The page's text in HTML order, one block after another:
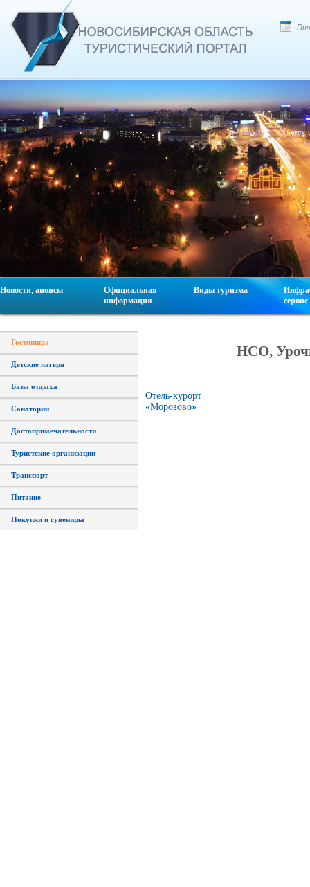
Новости, анонсы
Официальная
информация
Виды туризма
сервис
Гостиницы
Детские лагеря
Базы отдыха
Санатории
Достопримечательности
Туристские организации
Транспорт
Питание
Покупки и сувениры
НСО,
Отель-курорт
«Морозово»